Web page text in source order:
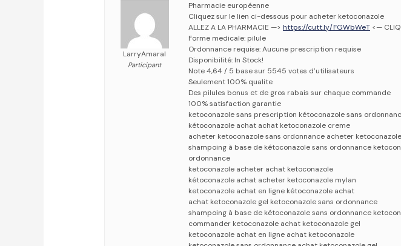
LarryAmaral
Participant
Pharmacie européenne
Cliquez sur le lien ci-dessous pour acheter ketoconazole
ALLEZ A LA PHARMACIE —>https://cutt.ly/FGWbWeT <—
Forme medicale: pilule
Ordonnance requise: Aucune prescription requise
Disponibilité: In Stock!
Note 4,64 / 5 base sur 5545 votes d’utilisateurs
Seulement 100% qualite
Des pilules bonus et de gros rabais sur chaque commande
100% satisfaction garantie
ketoconazole sans prescription kétoconazole sans
kétoconazole achat achat ketoconazole creme
acheter ketoconazole sans ordonnance acheter
shampoing à base de kétoconazole sans ordonnance
ordonnance
ketoconazole acheter achat ketoconazole
kétoconazole achat acheter ketoconazole mylan
ketoconazole achat en ligne kétoconazole achat
achat ketoconazole gel ketoconazole sans ordonnance
shampoing à base de kétoconazole sans ordonnance
commander ketoconazole achat ketoconazole gel
ketoconazole achat en ligne achat ketoconazole